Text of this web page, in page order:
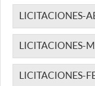
LICITACIONES-
LICITACIONES-
LICITACIONES-